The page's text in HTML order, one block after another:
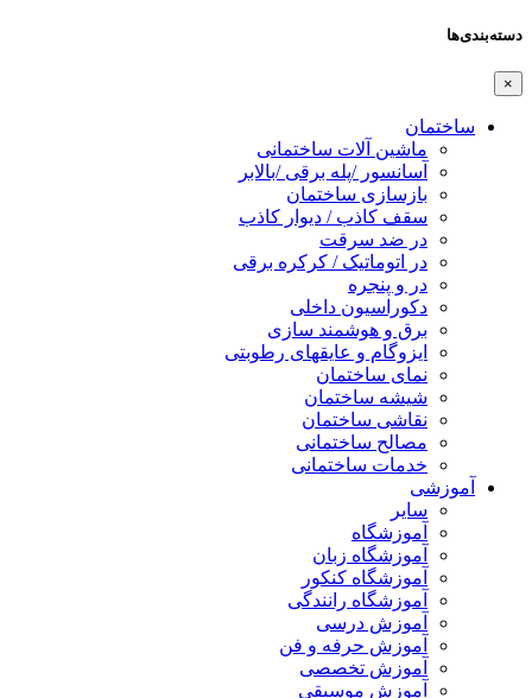
دسته‌بندی‌ها
×
ساختمان
ماشین آلات ساختمانی
آسانسور /پله برقی /بالابر
بازسازی ساختمان
سقف کاذب / دیوار کاذب
در ضد سرقت
در اتوماتیک / کرکره برقی
در و پنجره
دکوراسیون داخلی
برق و هوشمند سازی
ایزوگام و عایقهای رطوبتی
نمای ساختمان
شیشه ساختمان
نقاشی ساختمان
مصالح ساختمانی
خدمات ساختمانی
آموزشی
سایر
آموزشگاه
آموزشگاه زبان
آموزشگاه کنکور
آموزشگاه رانندگی
آموزش درسی
آموزش حرفه و فن
آموزش تخصصی
آموزش موسیقی